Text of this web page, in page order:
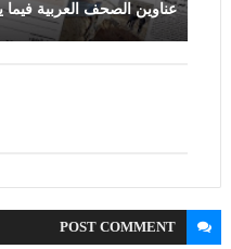
عناوين الصحف العربية فيما
POSTCOMMENT